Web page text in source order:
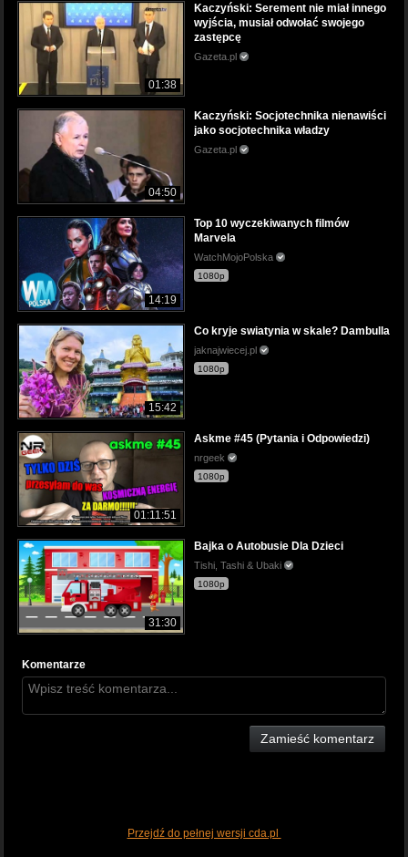
01:38
Kaczyński: Serement nie miał innego
wyjścia, musiał odwołać swojego
zastępcę
Gazeta.pl
04:50
Kaczyński: Socjotechnika nienawiści
jako socjotechnika władzy
Gazeta.pl
14:19
Top 10 wyczekiwanych filmów
Marvela
WatchMojoPolska
1080p
15:42
Co kryje swiatynia w skale? Dambulla
jaknajwiecej.pl
1080p
01:11:51
Askme #45 (Pytania i Odpowiedzi)
nrgeek
1080p
31:30
Bajka o Autobusie Dla Dzieci
Tishi, Tashi & Ubaki
1080p
Komentarze
Zamieść komentarz
Przejdź do pełnej wersji cda.pl